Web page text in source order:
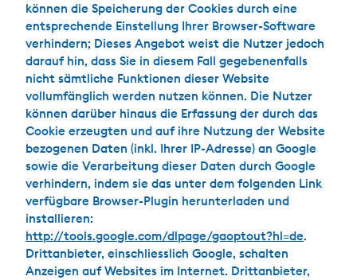
können die Speicherung der Cookies durch eine
entsprechende Einstellung Ihrer Browser-Software
verhindern; Dieses Angebot weist die Nutzer jedoch
darauf hin, dass Sie in diesem Fall gegebenenfalls
nicht sämtliche Funktionen dieser Website
vollumfänglich werden nutzen können. Die Nutzer
können darüber hinaus die Erfassung der durch das
Cookie erzeugten und auf ihre Nutzung der Website
bezogenen Daten (inkl. Ihrer IP-Adresse) an Google
sowie die Verarbeitung dieser Daten durch Google
verhindern, indem sie das unter dem folgenden Link
verfügbare Browser-Plugin herunterladen und
installieren:
http://tools.google.com/dlpage/gaoptout?hl=de.
Drittanbieter, einschliesslich Google, schalten
Anzeigen auf Websites im Internet. Drittanbieter,